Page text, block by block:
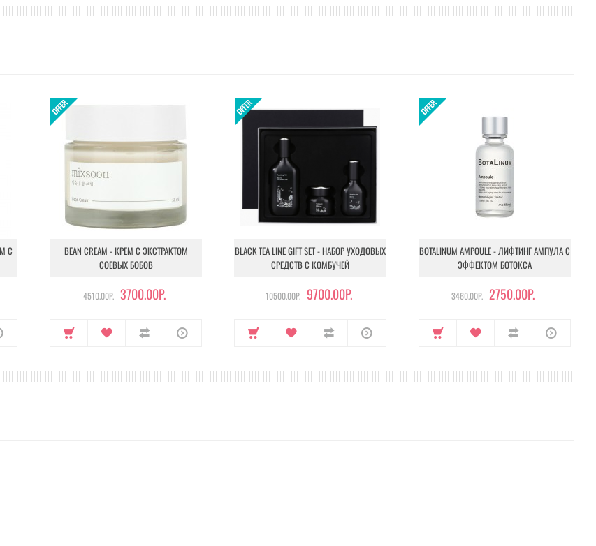
С
BEAN CREAM - КРЕМ С ЭКСТРАКТОМ
СОЕВЫХ БОБОВ
4510.00Р. 3700.00Р.
BLACK TEA LINE GIFT SET - НАБОР УХОДОВЫХ
СРЕДСТВ С КОМБУЧЕЙ
10500.00Р. 9700.00Р.
BOTALINUM AMPOULE - ЛИФТИНГ АМПУЛА С
ЭФФЕКТОМ БОТОКСА
3460.00Р. 2750.00Р.